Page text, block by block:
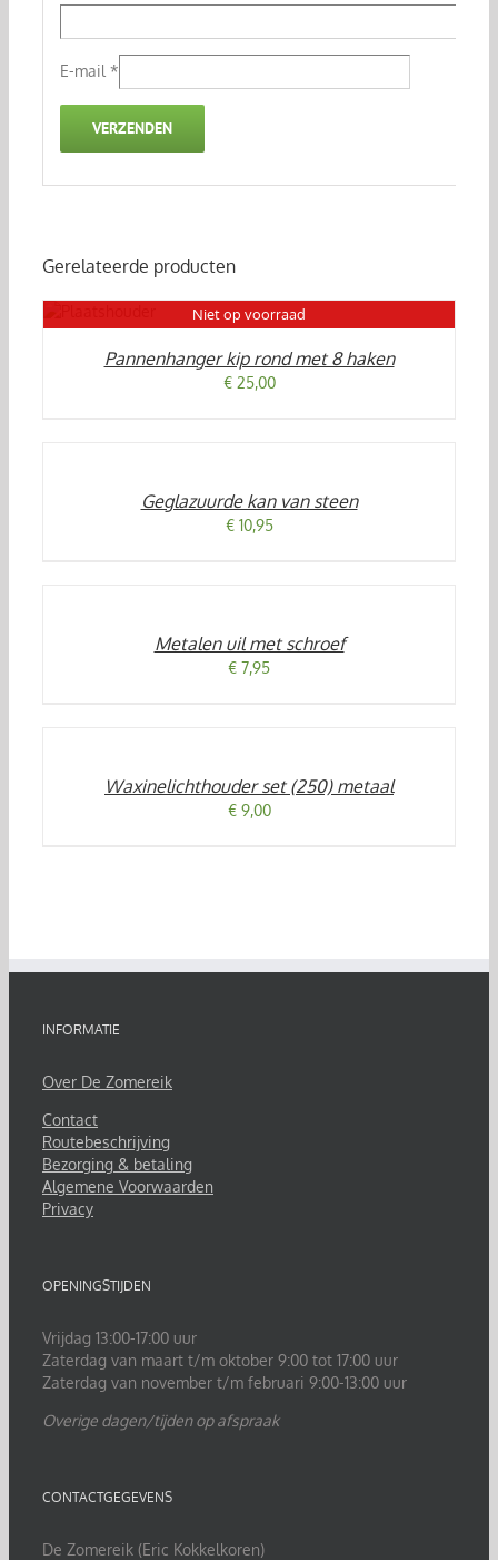
E-mail *
Gerelateerde producten
Niet op voorraad
Pannenhanger kip rond met 8 haken
€25,00
Geglazuurde kan van steen
€10,95
Metalen uil met schroef
€ 7,95
DETAILSWaxinelichthouder set (250) metaal
€9,00
INFORMATIE
Over De Zomereik
Contact
Routebeschrijving
Bezorging & betaling
Algemene Voorwaarden
Privacy
OPENINGSTIJDEN
Vrijdag 13:00-17:00 uur
Zaterdag van maart t/m oktober 9:00 tot 17:00 uur
Zaterdag van november t/m februari 9:00-13:00 uur
Overige dagen/tijden op afspraak
CONTACTGEGEVENS
De Zomereik (Eric Kokkelkoren)